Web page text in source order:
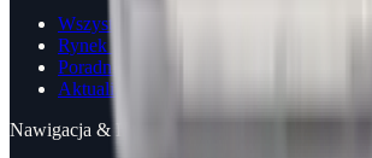
Wszystkie artykuły
Rynek metali
Poradniki
Aktualizacje
Nawigacja & Informacje